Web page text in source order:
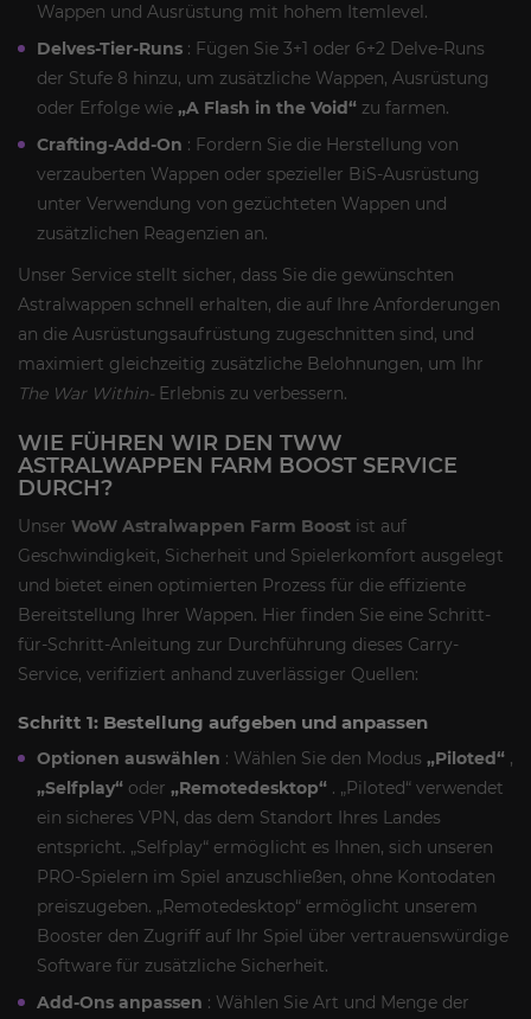
Wappen und Ausrüstung mit hohem Itemlevel.
Delves-Tier-Runs : Fügen Sie 3+1 oder 6+2 Delve-Runs
der Stufe 8 hinzu, um zusätzliche Wappen, Ausrüstung
oder Erfolge wie „A Flash in the Void“ zu farmen.
Crafting-Add-On : Fordern Sie die Herstellung von
verzauberten Wappen oder spezieller BiS-Ausrüstung
unter Verwendung von gezüchteten Wappen und
zusätzlichen Reagenzien an.
Unser Service stellt sicher, dass Sie die gewünschten
Astralwappen schnell erhalten, die auf Ihre Anforderungen
an die Ausrüstungsaufrüstung zugeschnitten sind, und
maximiert gleichzeitig zusätzliche Belohnungen, um Ihr
The War Within- Erlebnis zu verbessern.
WIE FÜHREN WIR DEN TWW
ASTRALWAPPEN FARM BOOST SERVICE
DURCH?
Unser WoW Astralwappen Farm Boost ist auf
Geschwindigkeit, Sicherheit und Spielerkomfort ausgelegt
und bietet einen optimierten Prozess für die effiziente
Bereitstellung Ihrer Wappen. Hier finden Sie eine Schritt-
für-Schritt-Anleitung zur Durchführung dieses Carry-
Service, verifiziert anhand zuverlässiger Quellen:
Schritt 1: Bestellung aufgeben und anpassen
Optionen auswählen : Wählen Sie den Modus „Piloted“ ,
„Selfplay“ oder „Remotedesktop“ . „Piloted“ verwendet
ein sicheres VPN, das dem Standort Ihres Landes
entspricht. „Selfplay“ ermöglicht es Ihnen, sich unseren
PRO-Spielern im Spiel anzuschließen, ohne Kontodaten
preiszugeben. „Remotedesktop“ ermöglicht unserem
Booster den Zugriff auf Ihr Spiel über vertrauenswürdige
Software für zusätzliche Sicherheit.
Add-Ons anpassen : Wählen Sie Art und Menge der